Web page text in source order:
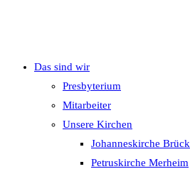
umschalten
Das sind wir
Presbyterium
Mitarbeiter
Unsere Kirchen
Johanneskirche Brück
Petruskirche Merheim